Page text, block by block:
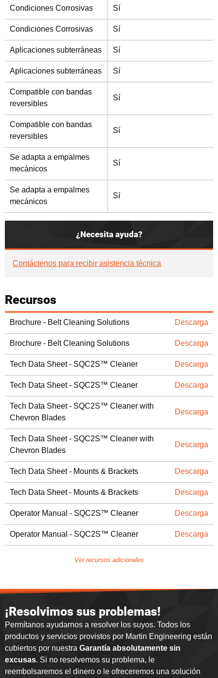
Condiciones Corrosivas Sí
Condiciones Corrosivas Sí
Aplicaciones subterráneas Sí
Aplicaciones subterráneas Sí
Compatible con bandas
reversibles
Sí
Compatible con bandas
reversibles
Sí
Se adapta a empalmes
mecánicos
Sí
Se adapta a empalmes
mecánicos
Sí
¿Necesita ayuda?
Contáctenos para recibir asistencia técnica
Recursos
Brochure - Belt Cleaning Solutions Descarga
Brochure - Belt Cleaning Solutions Descarga
Tech Data Sheet - SQC2S™ Cleaner Descarga
Tech Data Sheet - SQC2S™ Cleaner Descarga
Tech Data Sheet - SQC2S™ Cleaner with
Chevron Blades
Descarga
Tech Data Sheet - SQC2S™ Cleaner with
Chevron Blades
Descarga
Tech Data Sheet - Mounts & Brackets Descarga
Tech Data Sheet - Mounts & Brackets Descarga
Operator Manual - SQC2S™ Cleaner Descarga
Operator Manual - SQC2S™ Cleaner Descarga
Ver recursos adicionales
¡Resolvimos sus problemas!
Permítanos ayudarnos a resolver los suyos. Todos los
productos y servicios provistos por Martin Engineering están
cubiertos por nuestra Garantía absolutamente sin
excusas. Si no resolvemos su problema, le
reembolsaremos el dinero o le ofreceremos una solución